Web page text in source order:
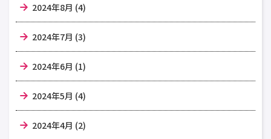
2024年8月 (4)
2024年7月 (3)
2024年6月 (1)
2024年5月 (4)
2024年4月 (2)